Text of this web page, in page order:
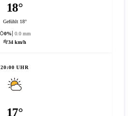
18°
Gefühlt 18°
0%
0.0 mm
34 km/h
20:00 UHR
17°